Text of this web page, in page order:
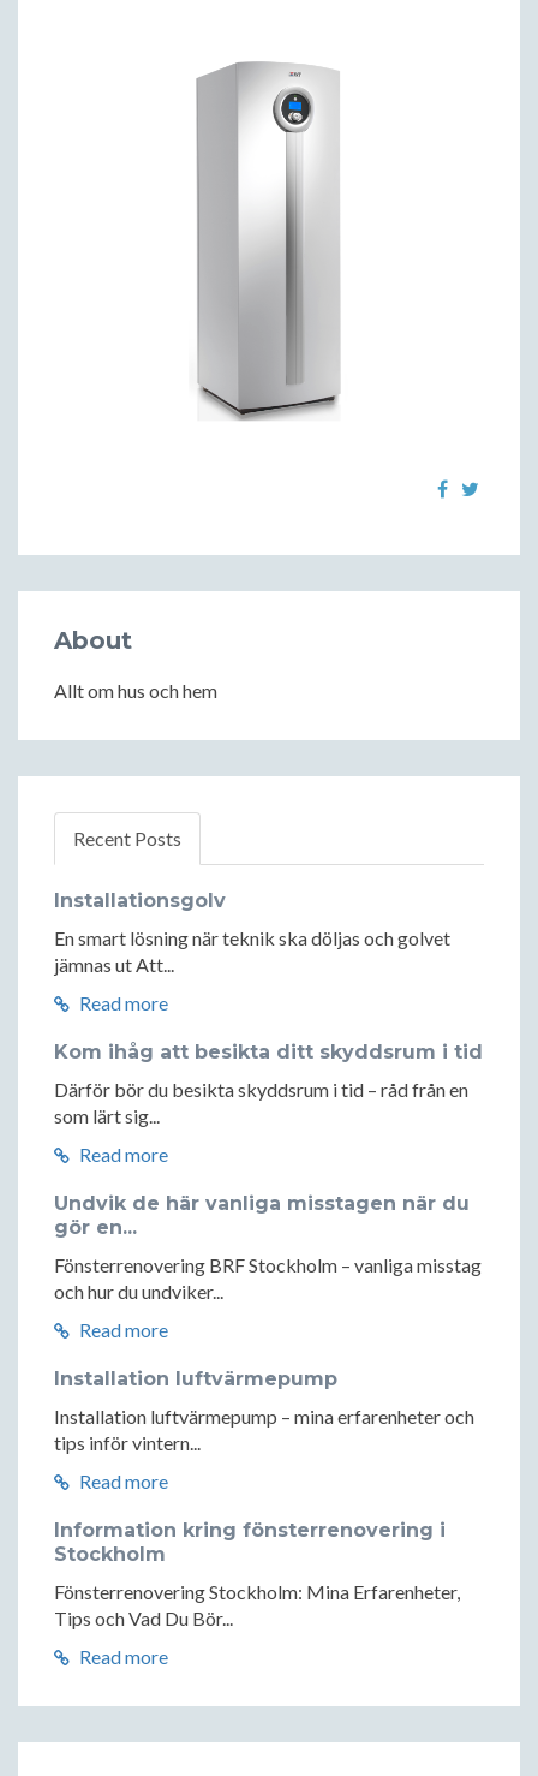
About
Allt om hus och hem
Recent Posts
Installationsgolv
En smart lösning när teknik ska döljas och golvet
jämnas ut Att...
Read more
Kom ihåg att besikta ditt skyddsrum i tid
Därför bör du besikta skyddsrum i tid – råd från en
som lärt sig...
Read more
Undvik de här vanliga misstagen när du
gör en...
Fönsterrenovering BRF Stockholm – vanliga misstag
och hur du undviker...
Read more
Installation luftvärmepump
Installation luftvärmepump – mina erfarenheter och
tips inför vintern...
Read more
Information kring fönsterrenovering i
Stockholm
Fönsterrenovering Stockholm: Mina Erfarenheter,
Tips och Vad Du Bör...
Read more